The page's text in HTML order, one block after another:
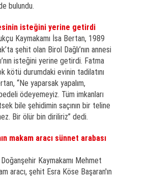
bulundu.
isteğini yerine getirdi
Kaymakamı İsa Bertan, 1989
şehit olan Birol Dağlı’nın annesi
isteğini yerine getirdi. Fatma
kötü durumdaki evinin tadilatını
“Ne yaparsak yapalım,
ödeyemeyiz. Tüm imkanları
bile şehidimin saçının bir teline
Bir ölür bin diriliriz” dedi.
makam aracı sünnet arabası
Doğanşehir Kaymakamı Mehmet
aracı, şehit Esra Köse Başaran'ın